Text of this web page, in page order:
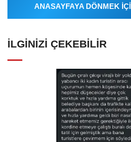
ANASAYFAYA DÖNMEK
İLGINIZI ÇEKEBILIR